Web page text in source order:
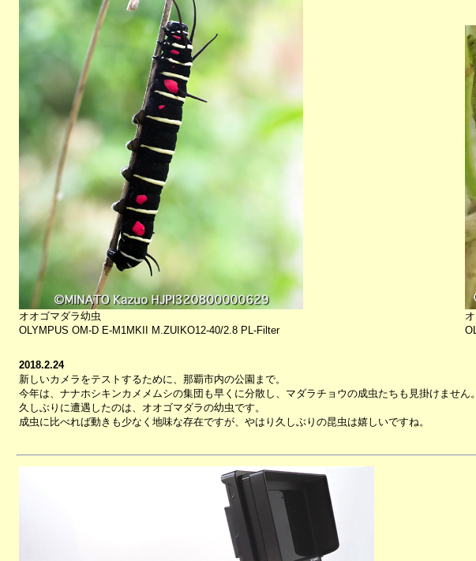
オオゴマダラ幼虫
OLYMPUS OM-D E-M1MKII M.ZUIKO12-40/2.8 PL-Filter
2018.2.24
新しいカメラをテストするために、那覇市内の公園まで。
今年は、ナナホシキンカメメムシの集団も早くに分散し、マダラチョウの成虫たちも見掛けません。
久しぶりに遭遇したのは、オオゴマダラの幼虫です。
成虫に比べれば動きも少なく地味な存在ですが、やはり久しぶりの昆虫は嬉しいですね。